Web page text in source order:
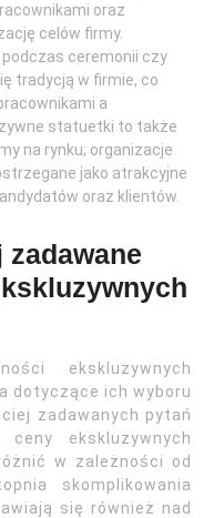
oraz
celów firmy.
ceremonii czy
tradycją w firmie, co
a
statuetki to także
na rynku; organizacje
jako atrakcyjne
oraz klientów.
ekskluzywnych
dotyczące ich wyboru
zadawanych pytań
ekskluzywnych
w zależności od
skomplikowania
się również nad